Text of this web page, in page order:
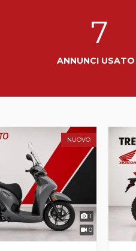
7
ANNUNCI USATO
NUOVO
1
0